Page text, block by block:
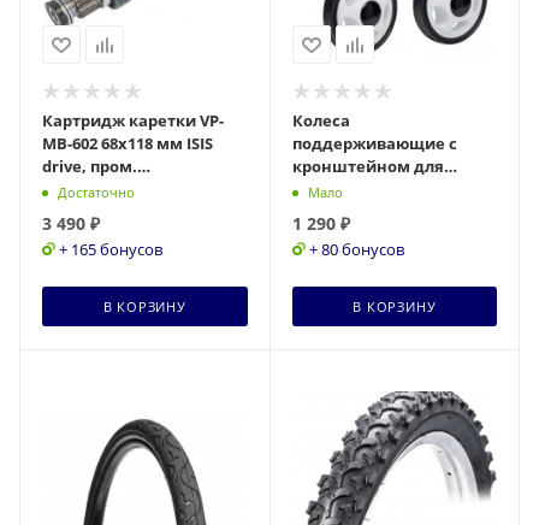
Картридж каретки VP-
MB-602 68х118 мм ISIS
drive, пром.
подшипники,
алюминиевый ST
(160045)
Достаточно
3 490 ₽
+ 165 бонусов
В КОРЗИНУ
Колеса
поддерживающие с
кронштейном для
скоростного велосипеда
16-20" цена за пару,
инд.уп. Х68715-1
Мало
1 290₽
+ 80 бонусов
В КОРЗИНУ